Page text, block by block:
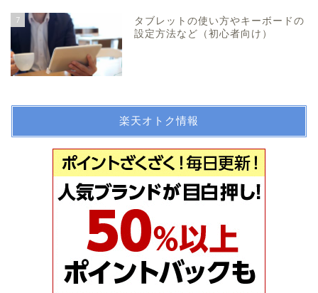
7
タブレットの使い方やキーボードの
設定方法など（初心者向け）
楽天オトク情報